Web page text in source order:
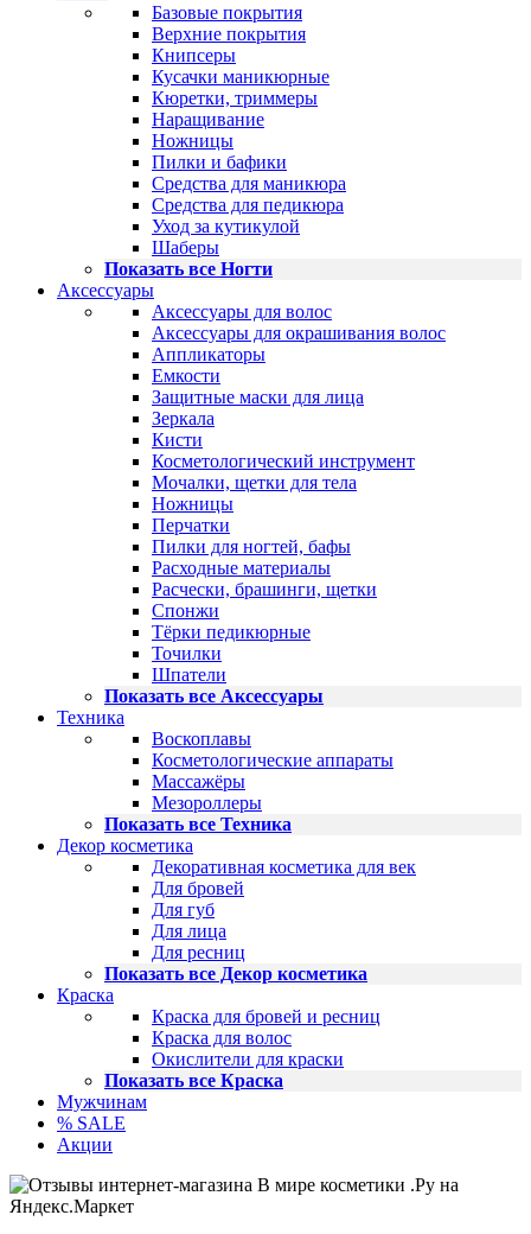
Базовые покрытия
Верхние покрытия
Книпсеры
Кусачки маникюрные
Кюретки, триммеры
Наращивание
Ножницы
Пилки и бафики
Средства для маникюра
Средства для педикюра
Уход за кутикулой
Шаберы
Показать все Ногти
Аксессуары
Аксессуары для волос
Аксессуары для окрашивания волос
Аппликаторы
Емкости
Защитные маски для лица
Зеркала
Кисти
Косметологический инструмент
Мочалки, щетки для тела
Ножницы
Перчатки
Пилки для ногтей, бафы
Расходные материалы
Расчески, брашинги, щетки
Спонжи
Тёрки педикюрные
Точилки
Шпатели
Показать все Аксессуары
Техника
Воскоплавы
Косметологические аппараты
Массажёры
Мезороллеры
Показать все Техника
Декор косметика
Декоративная косметика для век
Для бровей
Для губ
Для лица
Для ресниц
Показать все Декор косметика
Краска
Краска для бровей и ресниц
Краска для волос
Окислители для краски
Показать все Краска
Мужчинам
% SALE
Акции